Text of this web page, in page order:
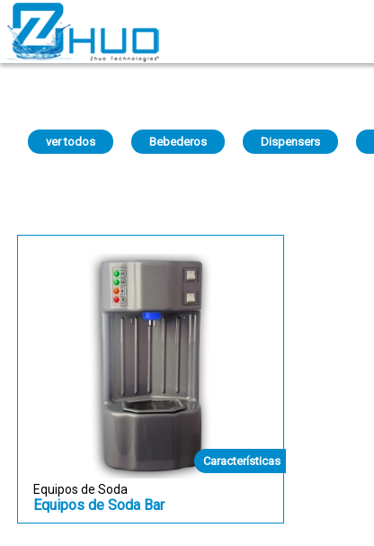
ver todos Bebederos Dispensers
Características
Equipos de Soda
Equipos de Soda Bar